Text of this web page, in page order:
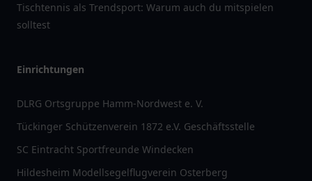
Tischtennis als Trendsport: Warum auch du mitspielen
solltest
Einrichtungen
DLRG Ortsgruppe Hamm-Nordwest e. V.
Tückinger Schützenverein 1872 e.V. Geschäftsstelle
SC Eintracht Sportfreunde Windecken
Hildesheim Modellsegelflugverein Osterberg